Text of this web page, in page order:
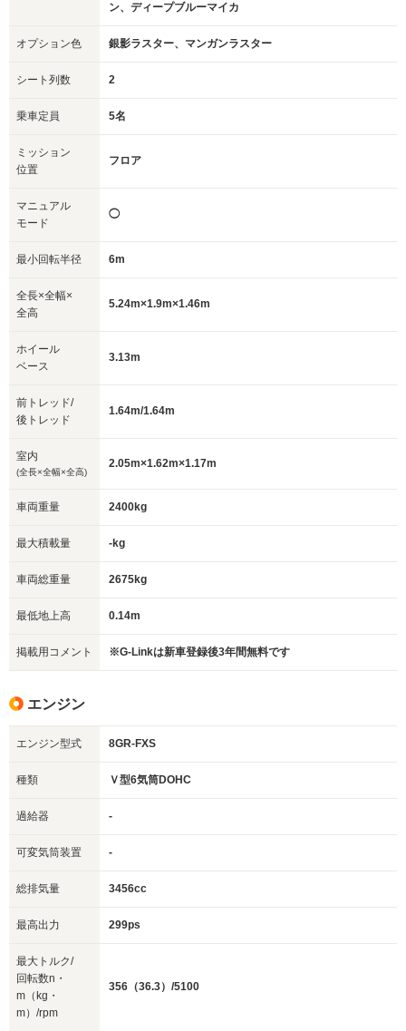
ン、ディープブルーマイカ
オプション色 銀影ラスター、マンガンラスター
シート列数 2
乗車定員 5名
ミッション
位置
フロア
マニュアル
モード
◯
最小回転半径 6m
全長×全幅×
全高
5.24m×1.9m×1.46m
ホイール
ベース
3.13m
前トレッド/
後トレッド
1.64m/1.64m
室内
(全長×全幅×全高)
2.05m×1.62m×1.17m
車両重量 2400kg
最大積載量 -kg
車両総重量 2675kg
最低地上高 0.14m
掲載用コメント ※G-Linkは新車登録後3年間無料です
エンジン
エンジン型式 8GR-FXS
種類 Ｖ型6気筒DOHC
過給器 -
可変気筒装置 -
総排気量 3456cc
最高出力 299ps
最大トルク/
回転数n・
m（kg・
m）/rpm
356（36.3）/5100